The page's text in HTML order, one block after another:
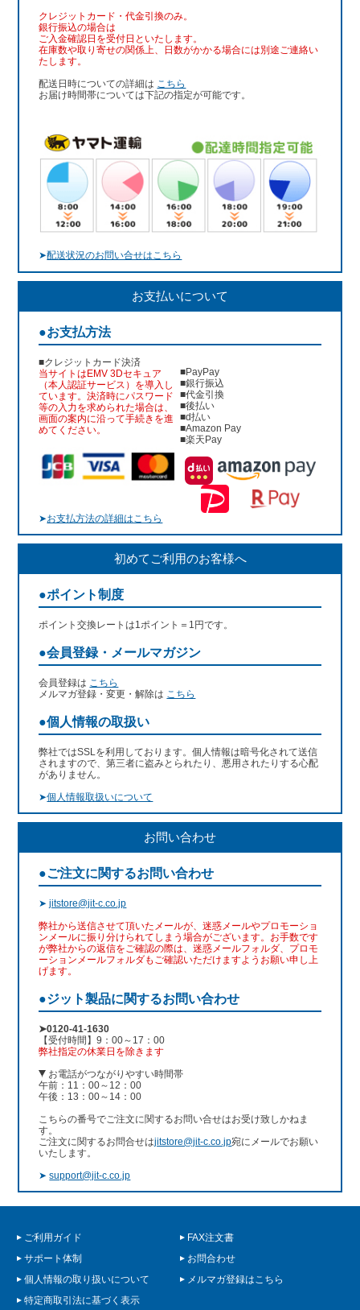
クレジットカード・代金引換のみ。
銀行振込の場合は
ご入金確認日を受付日といたします。
在庫数や取り寄せの関係上、日数がかかる場合には別途ご連絡い
たします。
配送日時についての詳細は こちら
お届け時間帯については下記の指定が可能です。
➤配送状況のお問い合せはこちら
お支払いについて
●お支払方法
■クレジットカード決済
当サイトはEMV 3Dセキュア
（本人認証サービス）を導入し
ています。決済時にパスワード
等の入力を求められた場合は、
画面の案内に沿って手続きを進
めてください。
■PayPay
■銀行振込
■代金引換
■後払い
■d払い
■Amazon Pay
■楽天Pay
➤お支払方法の詳細はこちら
初めてご利用のお客様へ
●ポイント制度
ポイント交換レートは1ポイント＝1円です。
●会員登録・メールマガジン
会員登録は こちら
メルマガ登録・変更・解除は こちら
●個人情報の取扱い
弊社ではSSLを利用しております。個人情報は暗号化されて送信
されますので、第三者に盗みとられたり、悪用されたりする心配
がありません。
➤個人情報取扱いについて
お問い合わせ
●ご注文に関するお問い合わせ
➤jitstore@jit-c.co.jp
弊社から送信させて頂いたメールが、迷惑メールやプロモーショ
ンメールに振り分けられてしまう場合がございます。お手数です
が弊社からの返信をご確認の際は、迷惑メールフォルダ、プロモ
ーションメールフォルダもご確認いただけますようお願い申し上
げます。
●ジット製品に関するお問い合わせ
➤0120-41-1630
【受付時間】9：00～17：00
弊社指定の休業日を除きます
お電話がつながりやすい時間帯
午前：11：00～12：00
午後：13：00～14：00
こちらの番号でご注文に関するお問い合せはお受け致しかねま
す。
ご注文に関するお問合せはjitstore@jit-c.co.jp宛にメールでお願い
いたします。
➤support@jit-c.co.jp
ご利用ガイド
FAX注文書
サポート体制
お問合わせ
個人情報の取り扱いについて
メルマガ登録はこちら
特定商取引法に基づく表示